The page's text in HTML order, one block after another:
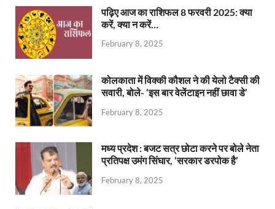
पढ़िए आज का राशिफल 8 फरवरी 2025: क्या
करें, क्या न करें…
February 8, 2025
कोलकाता में विक्की कौशल ने की येलो टैक्सी की
सवारी, बोले- ‘इस बार वेलेंटाइन नहीं छावा डे’
February 8, 2025
मध्य प्रदेश : बजट सत्र छोटा करने पर बोले नेता
प्रतिपक्ष उमंग सिंघार, ‘सरकार डरपोक है’
February 8, 2025